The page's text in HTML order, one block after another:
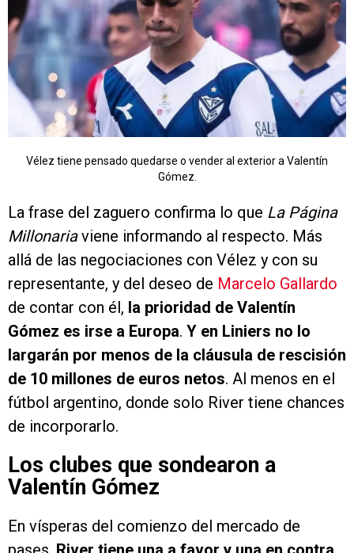
Vélez tiene pensado quedarse o vender al exterior a Valentín
Gómez.
La frase del zaguero confirma lo que La Página
Millonariaviene informando al respecto. Más
allá de las negociaciones con Vélez y con su
representante, y del deseo de Marcelo Gallardo
de contar con él, la prioridad de Valentín
Gómez es irse a Europa. Y en Liniers no lo
largarán por menos de la cláusula de rescisión
de 10 millones de euros netos. Al menos en el
fútbol argentino, donde solo River tiene chances
de incorporarlo.
Los clubes que sondearon a
Valentín Gómez
En vísperas del comienzo del mercado de